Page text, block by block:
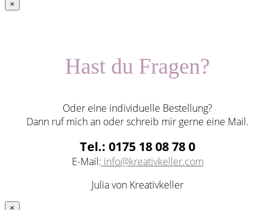
×
Hast du Fragen?
Oder eine individuelle Bestellung?
Dann ruf mich an oder schreib mir gerne eine Mail.
Tel.: 0175 18 08 78 0
E-Mail: info@kreativkeller.com
Julia von Kreativkeller
×